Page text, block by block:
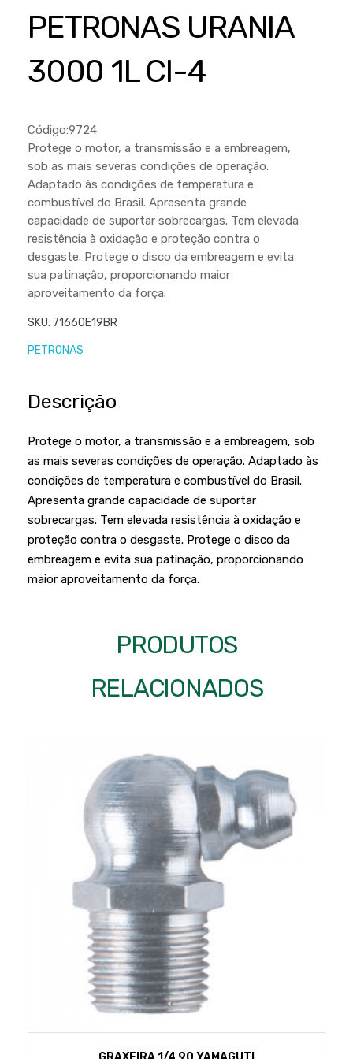
Outros
Sementes
Discos de Corte e Abrasivos
Jogos de Ferramentas
Branco
Compressores de Ar
Linha a Bateria
Lixadeira
Marteletes
Moedores
Moendas de Cana
Serra Mármore
Serra Tico Tico
Cortador de Palmas
Equipamentos de Proteção EPI
Furadeira
Lavadoras de Alta Pressão
Lubrificantes
Motopodas
Motosserras
Roçadeiras
Sopradores e Aspirador
Varredeiras
PETRONAS URANIA
3000 1L CI-4
Código:9724
Protege o motor, a transmissão e a embreagem,
sob as mais severas condições de operação.
Adaptado às condições de temperatura e
combustível do Brasil. Apresenta grande
capacidade de suportar sobrecargas. Tem elevada
resistência à oxidação e proteção contra o
desgaste. Protege o disco da embreagem e evita
sua patinação, proporcionando maior
aproveitamento da força.
SKU: 71660E19BR
PETRONAS
Descrição
Protege o motor, a transmissão e a embreagem, sob
as mais severas condições de operação. Adaptado às
condições de temperatura e combustível do Brasil.
Apresenta grande capacidade de suportar
sobrecargas. Tem elevada resistência à oxidação e
proteção contra o desgaste. Protege o disco da
embreagem e evita sua patinação, proporcionando
maior aproveitamento da força.
PRODUTOS
RELACIONADOS